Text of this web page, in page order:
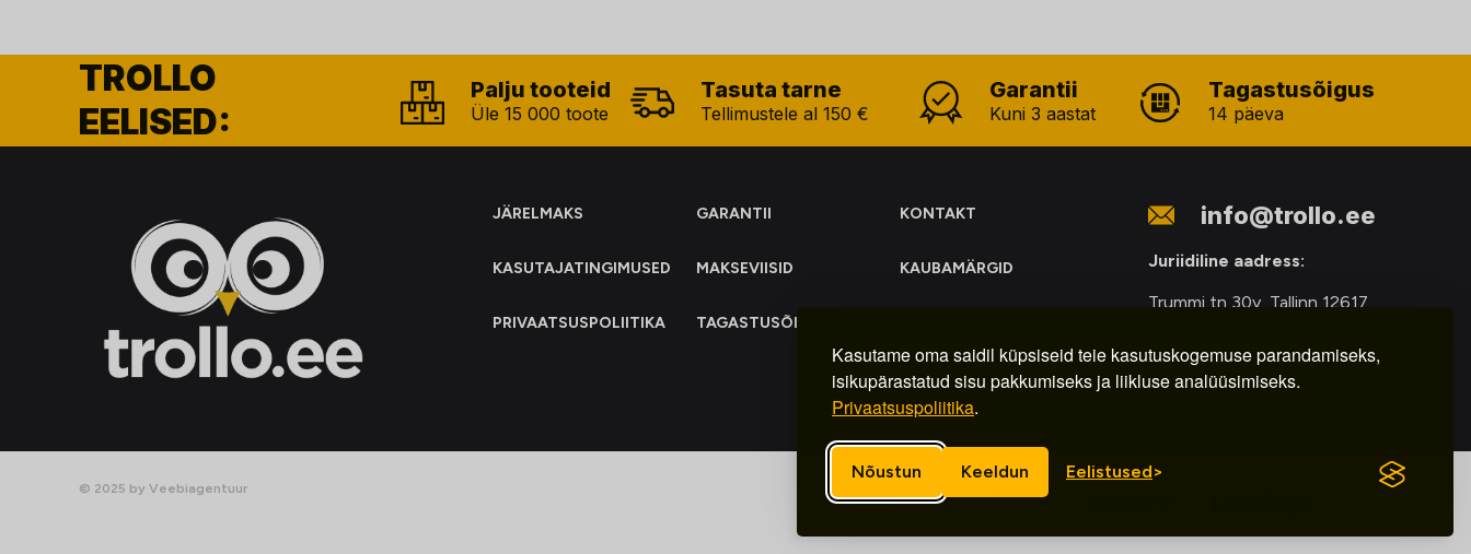
Kasutame oma saidil küpsiseid teie kasutuskogemuse parandamiseks,
isikupärastatud sisu pakkumiseks ja liikluse analüüsimiseks.
Privaatsuspoliitika.
Nõustun Keeldun Eelistused
TROLLO
EELISED:
Palju tooteid
Üle 15 000 toote
Tasuta tarne
Tellimustele al 150 €
Garantii
Kuni 3 aastat
Tagastusõigus
14 päeva
JÄRELMAKS GARANTII KONTAKT
KASUTAJATINGIMUSED MAKSEVIISID KAUBAMÄRGID
PRIVAATSUSPOLIITIKA TAGASTUSÕIGUS
KOGUMINE
info@trollo.ee
Juriidiline aadress:
Trummi tn 30y, Tallinn 12617
Kauba väljastamine:
E-R – 9.00 – 18.00
© 2025 by Veebiagentuur